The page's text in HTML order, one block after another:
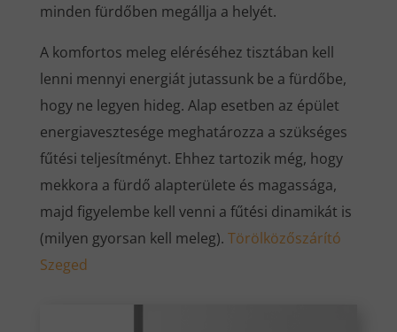
minden fürdőben megállja a helyét.
A komfortos meleg eléréséhez tisztában kell
lenni mennyi energiát jutassunk be a fürdőbe,
hogy ne legyen hideg. Alap esetben az épület
energiavesztesége meghatározza a szükséges
fűtési teljesítményt. Ehhez tartozik még, hogy
mekkora a fürdő alapterülete és magassága,
majd figyelembe kell venni a fűtési dinamikát is
(milyen gyorsan kell meleg). Törölközőszárító
Szeged